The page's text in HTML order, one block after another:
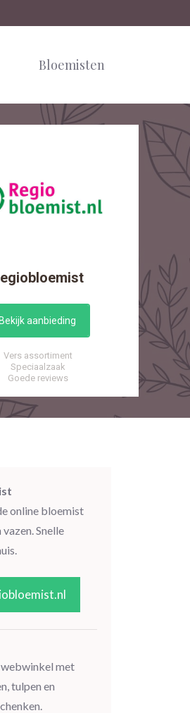
Bloemisten
Bekijk aanbieding
Vers assortiment
Speciaalzaak
Goede reviews
online bloemist
Snelle
met
tulpen en